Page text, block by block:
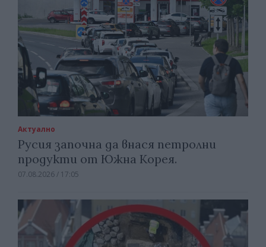
Актуално
Русия започна да внася петролни
продукти от Южна Корея.
07.08.2026 / 17:05